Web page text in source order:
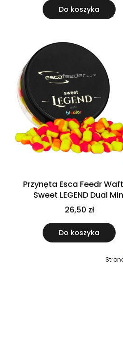
Do koszyka
Przynęta Esca Feedr
Sweet LEGEND Dual
26,50 zł
Do koszyka